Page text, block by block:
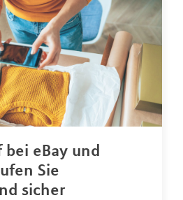
eBay und
Sie
sicher